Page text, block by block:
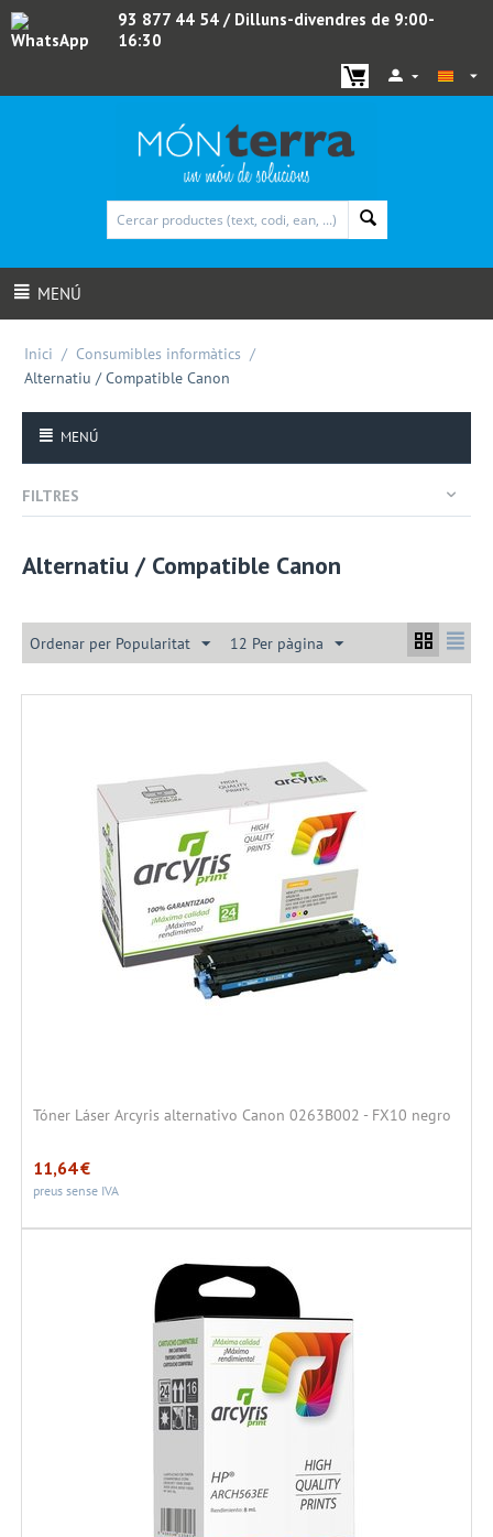
WhatsApp
93 877 44 54 / Dilluns-divendres de 9:00-
16:30
MENÚ
Inici / Consumibles informàtics /
Alternatiu / Compatible Canon
MENÚ
FILTRES
Alternatiu / Compatible Canon
Ordenar per Popularitat 12 Per pàgina
Tóner Láser Arcyris alternativo Canon 0263B002 - FX10 negro
11,64€
preus sense IVA